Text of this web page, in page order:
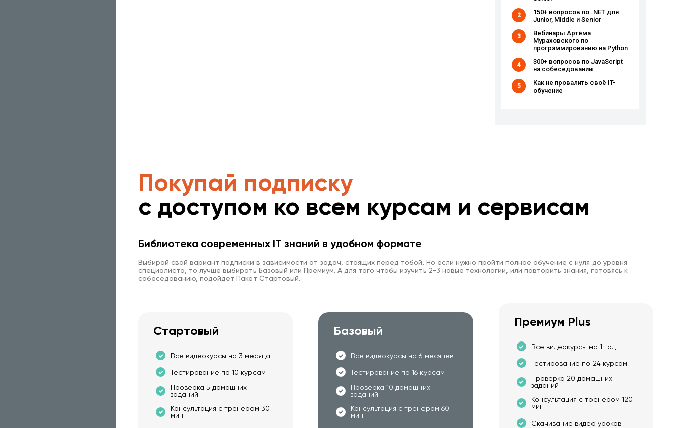
2
150+ вопросов по .NET для
Junior, Middle и Senior
3
Вебинары Артёма
Мураховского по
программированию на Python
4
300+ вопросов по JavaScript
на собеседовании
5
Как не провалить своё IT-
обучение
Покупай подписку
с доступом ко всем курсам и сервисам
Библиотека современных IT знаний в удобном формате
Выбирай свой вариант подписки в зависимости от задач, стоящих перед тобой. Но если нужно пройти полное обучение с нуля до уровня
специалиста, то лучше выбирать Базовый или Премиум. А для того чтобы изучить 2-3 новые технологии, или повторить знания, готовясь к
собеседованию, подойдет Пакет Стартовый.
Стартовый
Все видеокурсы на 3 месяца
Тестирование по 10 курсам
Проверка 5 домашних
заданий
Консультация с тренером 30
мин
Базовый
Все видеокурсы на 6 месяцев
Тестирование по 16 курсам
Проверка 10 домашних
заданий
Консультация с тренером 60
мин
Премиум Plus
Все видеокурсы на 1 год
Тестирование по 24 курсам
Проверка 20 домашних
заданий
Консультация с тренером 120
мин
Скачивание видео уроков